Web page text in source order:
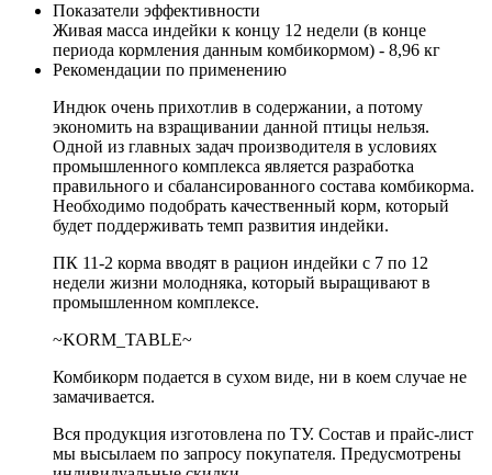
Показатели эффективности
Живая масса индейки к концу 12 недели (в конце
периода кормления данным комбикормом) - 8,96 кг
Рекомендации по применению
Индюк очень прихотлив в содержании, а потому
экономить на взращивании данной птицы нельзя.
Одной из главных задач производителя в условиях
промышленного комплекса является разработка
правильного и сбалансированного состава комбикорма.
Необходимо подобрать качественный корм, который
будет поддерживать темп развития индейки.
ПК 11-2 корма вводят в рацион индейки с 7 по 12
недели жизни молодняка, который выращивают в
промышленном комплексе.
~KORM_TABLE~
Комбикорм подается в сухом виде, ни в коем случае не
замачивается.
Вся продукция изготовлена по ТУ. Состав и прайс-лист
мы высылаем по запросу покупателя. Предусмотрены